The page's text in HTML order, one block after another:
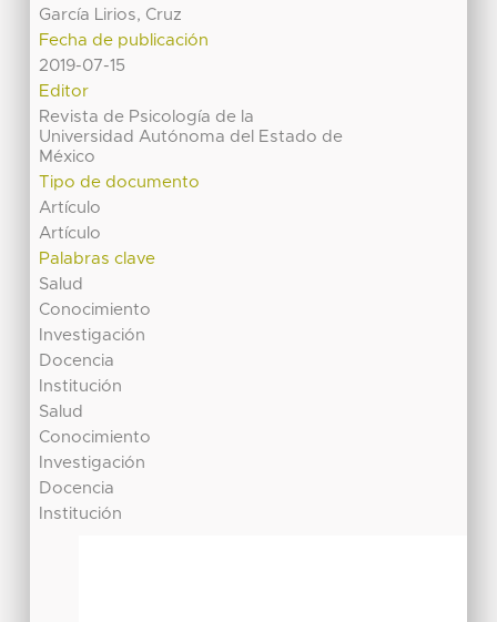
García Lirios, Cruz
Fecha de publicación
2019-07-15
Editor
Revista de Psicología de la
Universidad Autónoma del Estado de
México
Tipo de documento
Artículo
Artículo
Palabras clave
Salud
Conocimiento
Investigación
Docencia
Institución
Salud
Conocimiento
Investigación
Docencia
Institución